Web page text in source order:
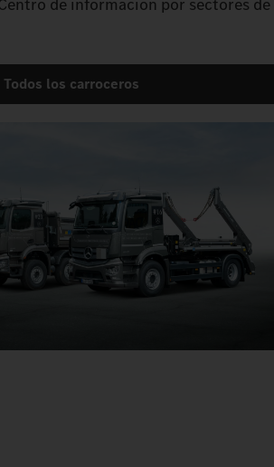
de información por sectores de
Todos los carroceros